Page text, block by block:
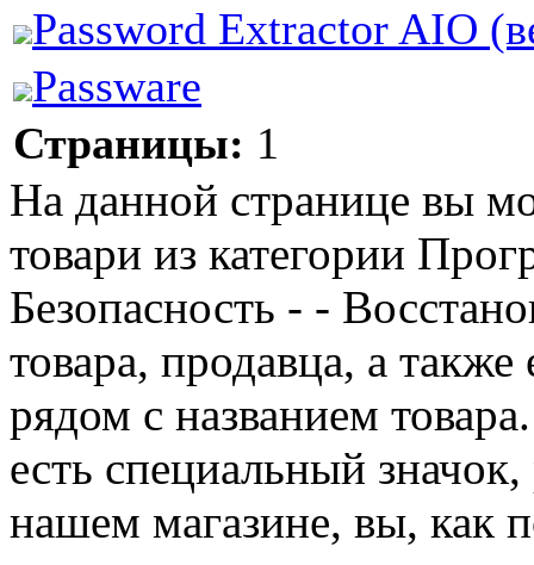
Password Extractor AIO
Passware
Страницы: 1
На данной странице вы
товари из категории
Безопасность - -
товара, продавца, а
рядом с названием
есть специальный
нашем магазине, вы, как